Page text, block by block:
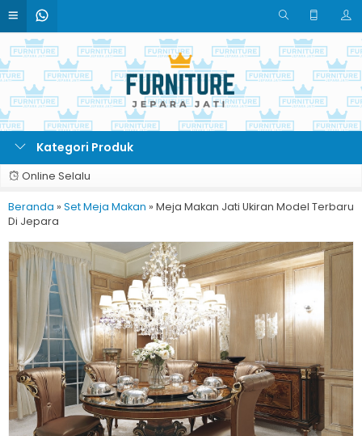
Kategori Produk
Online Selalu
Beranda » Set Meja Makan » Meja Makan Jati Ukiran Model Terbaru
Di Jepara